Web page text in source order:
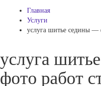
Главная
Услуги
услуга шитье седины —
услуга
фото работ